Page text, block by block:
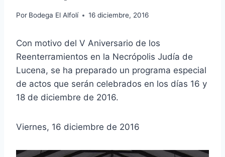
Por Bodega El Alfolí 16 diciembre, 2016
Con motivo del V Aniversario de los
Reenterramientos en la Necrópolis Judía de
Lucena, se ha preparado un programa especial
de actos que serán celebrados en los días 16 y
18 de diciembre de 2016.
Viernes, 16 diciembre de 2016